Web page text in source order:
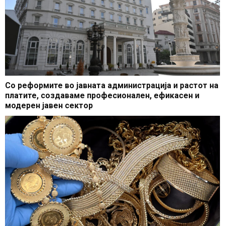
Со реформите во јавната администрација и растот на
платите, создаваме професионален, ефикасен и
модерен јавен сектор